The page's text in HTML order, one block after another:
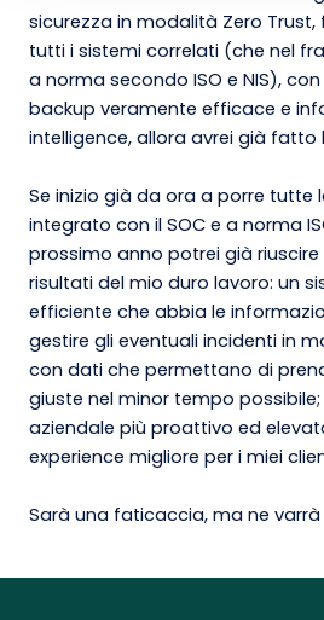
sicurezza in modalità Zero
tutti i sistemi correlati (che nel
a norma secondo ISO e NIS),
backup veramente efficace e
intelligence, allora avrei già fatto
Se inizio già da ora a porre tutte
integrato con il SOC e a norma
prossimo anno potrei già riuscire
risultati del mio duro lavoro: un
efficiente che abbia le
gestire gli eventuali incidenti in
con dati che permettano di
giuste nel minor tempo
aziendale più proattivo ed
experience migliore per i miei
Sarà una faticaccia, ma ne varrà